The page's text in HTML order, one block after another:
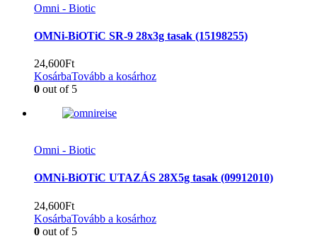
Omni - Biotic
OMNi-BiOTiC SR-9 28x3g tasak (15198255)
24,600Ft
KosárbaTovább a kosárhoz
0 out of 5
Omni - Biotic
OMNi-BiOTiC UTAZÁS 28X5g tasak (09912010)
24,600Ft
KosárbaTovább a kosárhoz
0 out of 5